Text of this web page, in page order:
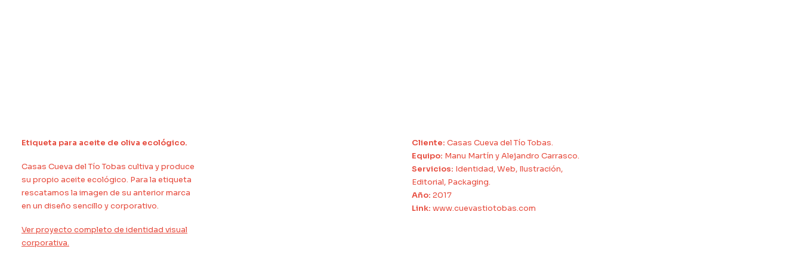
Etiqueta para aceite de oliva ecológico.
Casas Cueva del Tío Tobas cultiva y produce
su propio aceite ecológico. Para la etiqueta
rescatamos la imagen de su anterior marca
en un diseño sencillo y corporativo.
Ver proyecto completo de identidad visual
corporativa.
Cliente: Casas Cueva del Tío Tobas.
Equipo: Manu Martín y Alejandro Carrasco.
Servicios: Identidad, Web, Ilustración,
Editorial, Packaging.
Año: 2017
Link: www.cuevastiotobas.com